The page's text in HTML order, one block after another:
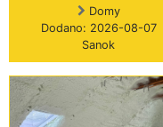
Domy
Dodano: 2026-08-07
Sanok